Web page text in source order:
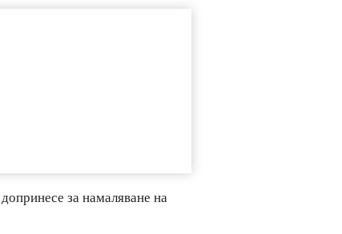
за намаляване на